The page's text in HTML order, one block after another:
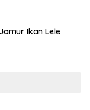
Ikan Lele